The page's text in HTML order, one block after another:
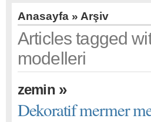
Anasayfa » Arşiv
Articles tagged
modelleri
zemin»
Dekoratif mermer